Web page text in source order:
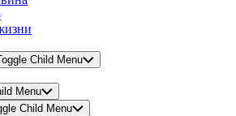
Child Menu
Menu
Child Menu